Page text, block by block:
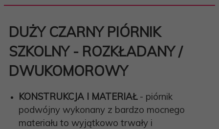
DUŻY CZARNY PIÓRNIK
SZKOLNY - ROZKŁADANY /
DWUKOMOROWY
KONSTRUKCJA I MATERIAŁ - piórnik
podwójny wykonany z bardzo mocnego
materiału to wyjątkowo trwały i